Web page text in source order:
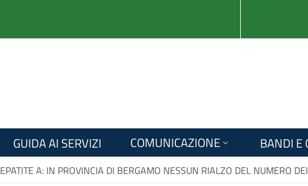
GUIDA AI SERVIZI COMUNICAZIONE BANDI E
EPATITE A: IN PROVINCIA DI BERGAMO NESSUN RIALZO DEL NUMERO